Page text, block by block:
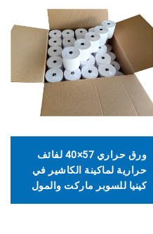
ورق حراري 57×40 لفائف
حرارية لماكينة الكاشير في
كينيا للسوبر ماركت والمول